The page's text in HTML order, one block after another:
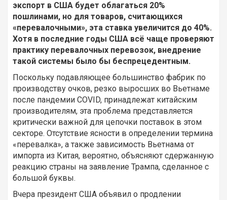
экспорт в США будет облагаться 20%
пошлинами, но для товаров, считающихся
«перевалочными», эта ставка увеличится до 40%.
Хотя в последние годы США всё чаще проверяют
практику перевалочных перевозок, внедрение
такой системы было бы беспрецедентным.
Поскольку подавляющее большинство фабрик по
производству очков, резко выросших во Вьетнаме
после пандемии COVID, принадлежат китайским
производителям, эта проблема представляется
критически важной для цепочки поставок в этом
секторе. Отсутствие ясности в определении термина
«перевалка», а также зависимость Вьетнама от
импорта из Китая, вероятно, объясняют сдержанную
реакцию страны на заявление Трампа, сделанное с
большой буквы.
Вчера президент США объявил о продлении